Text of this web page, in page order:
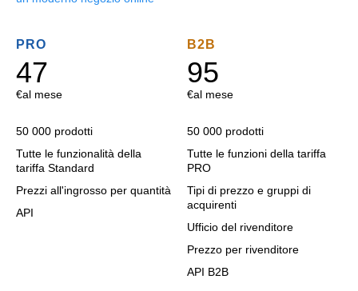
PRO
47
€al mese
50 000 prodotti
Tutte le funzionalità della
tariffa Standard
Prezzi all'ingrosso per quantità
API
B2B
95
€al mese
50 000 prodotti
Tutte le funzioni della tariffa
PRO
Tipi di prezzo e gruppi di
acquirenti
Ufficio del rivenditore
Prezzo per rivenditore
API B2B